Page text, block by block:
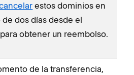
estos dominios en
de dos días desde el
obtener un reembolso.
de la transferencia,